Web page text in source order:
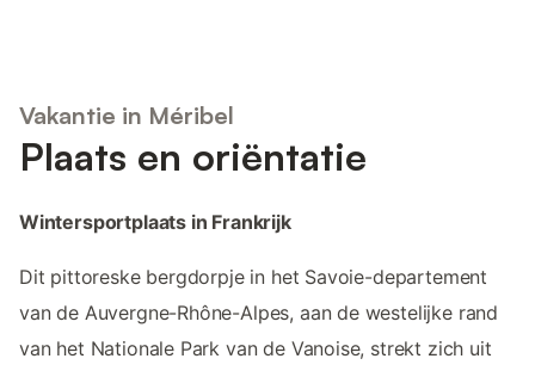
Vakantie in Méribel
Plaats en oriëntatie
Wintersportplaats in Frankrijk
Dit pittoreske bergdorpje in het Savoie-departement
van de Auvergne-Rhône-Alpes, aan de westelijke rand
van het Nationale Park van de Vanoise, strekt zich uit